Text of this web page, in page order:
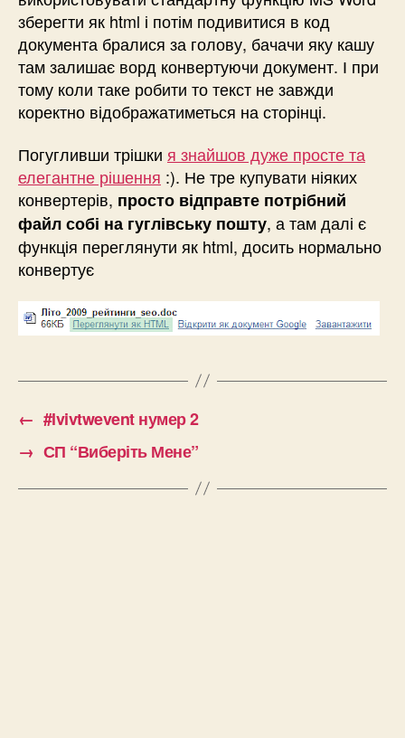
зберегти як html і потім подивитися в код
документа бралися за голову, бачачи яку кашу
там залишає ворд конвертуючи документ. І при
тому коли таке робити то текст не завжди
коректно відображатиметься на сторінці.
Погугливши трішки я знайшов дуже просте та
елегантне рішення :). Не тре купувати ніяких
конвертерів, просто відправте потрібний
файл собі на гуглівську пошту, а там далі є
функція переглянути як html, досить нормально
конвертує
← #lvivtwevent нумер 2
→ СП “Виберіть Мене”